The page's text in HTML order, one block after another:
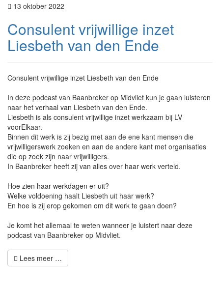
13 oktober 2022
Consulent vrijwillige inzet
Liesbeth van den Ende
Consulent vrijwillige inzet Liesbeth van den Ende
In deze podcast van Baanbreker op Midvliet kun je gaan luisteren
naar het verhaal van Liesbeth van den Ende.
Liesbeth is als consulent vrijwillige inzet werkzaam bij LV
voorElkaar.
Binnen dit werk is zij bezig met aan de ene kant mensen die
vrijwilligerswerk zoeken en aan de andere kant met organisaties
die op zoek zijn naar vrijwilligers.
In Baanbreker heeft zij van alles over haar werk verteld.
Hoe zien haar werkdagen er uit?
Welke voldoening haalt Liesbeth uit haar werk?
En hoe is zij erop gekomen om dit werk te gaan doen?
Je komt het allemaal te weten wanneer je luistert naar deze
podcast van Baanbreker op Midvliet.
Lees meer …